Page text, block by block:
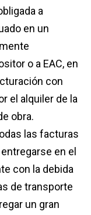
a
en un
o a EAC, en
con
el alquiler de la
obra.
las facturas
en el
con la debida
de transporte
un gran